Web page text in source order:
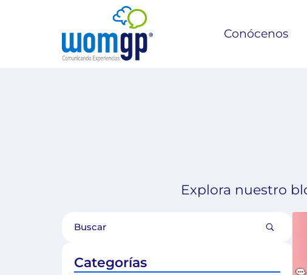
Conócenos
Explora nuestro
Categorías